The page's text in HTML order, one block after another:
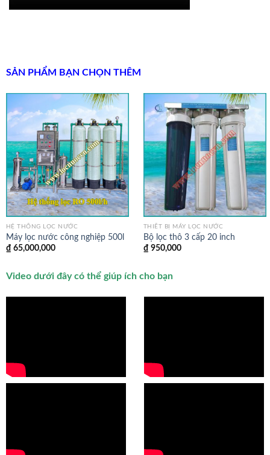
SẢN PHẨM BẠN CHỌN THÊM
HỆ THỐNG LỌC NƯỚC
Máy lọc nước công nghiệp 500l
₫ 65,000,000
THIẾT BỊ MÁY LỌC NƯỚC
Bộ lọc thô 3 cấp 20 inch
₫ 950,000
Video dưới đây có thể giúp ích cho bạn